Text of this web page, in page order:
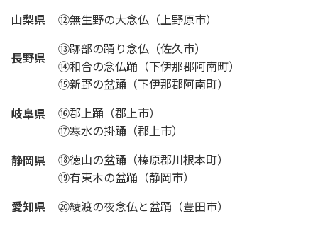
山梨県
⑫無生野の大念仏（上野原市）
長野県
⑬跡部の踊り念仏（佐久市）
⑭和合の念仏踊（下伊那郡阿南町）
⑮新野の盆踊（下伊那郡阿南町）
岐阜県
⑯郡上踊（郡上市）
⑰寒水の掛踊（郡上市）
静岡県
⑱徳山の盆踊（榛原郡川根本町）
⑲有東木の盆踊（静岡市）
愛知県
⑳綾渡の夜念仏と盆踊（豊田市）